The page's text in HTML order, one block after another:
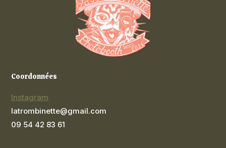
Coordonnées
Instagram
latrombinette@gmail.com
09 54 42 83 61